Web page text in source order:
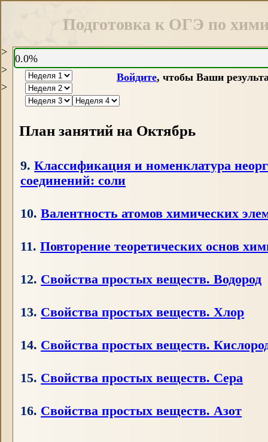
Подготовка к ОГЭ по
>
>
>
0.0%
Войдите, чтобы Ваши
План занятий на Октябрь
9.Классификация и номенклатура
соединений: соли
10.Валентность атомов химических
11.Повторение теоретических основ
12. Свойства простых веществ. Водород
13. Свойства простых веществ. Хлор
14. Свойства простых веществ.
15. Свойства простых веществ. Сера
16. Свойства простых веществ. Азот